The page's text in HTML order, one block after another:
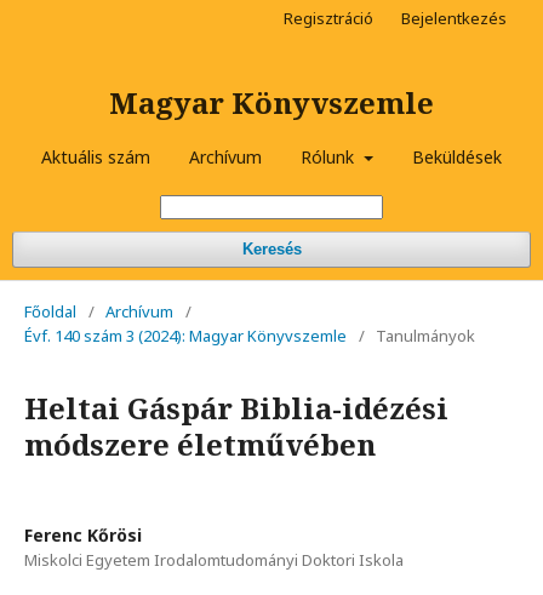
Magyar Könyvszemle
Aktuális szám Archívum Rólunk Beküldések
Keresés
Regisztráció Bejelentkezés
Főoldal / Archívum
/
Évf. 140 szám 3 (2024): Magyar Könyvszemle
/ Tanulmányok
Heltai Gáspár Biblia-idézési
módszere életművében
Ferenc Kőrösi
Miskolci Egyetem Irodalomtudományi Doktori Iskola